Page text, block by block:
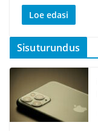
Loe edasi
Sisuturundus